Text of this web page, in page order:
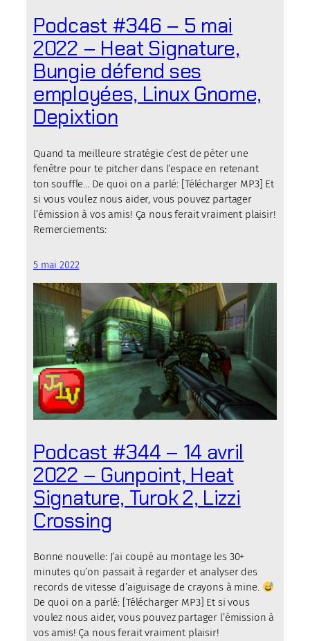
Podcast #346 – 5 mai
2022 – Heat Signature,
Bungie défend ses
employées, Linux Gnome,
Depixtion
Quand ta meilleure stratégie c’est de péter une
fenêtre pour te pitcher dans l’espace en retenant
ton souffle… De quoi on a parlé: [Télécharger MP3] Et
si vous voulez nous aider, vous pouvez partager
l’émission à vos amis! Ça nous ferait vraiment plaisir!
Remerciements:
5 mai 2022
Podcast #344 – 14 avril
2022 – Gunpoint, Heat
Signature, Turok 2, Lizzi
Crossing
Bonne nouvelle: J’ai coupé au montage les 30+
minutes qu’on passait à regarder et analyser des
records de vitesse d’aiguisage de crayons à mine.
De quoi on a parlé: [Télécharger MP3] Et si vous
voulez nous aider, vous pouvez partager l’émission à
vos amis! Ça nous ferait vraiment plaisir!